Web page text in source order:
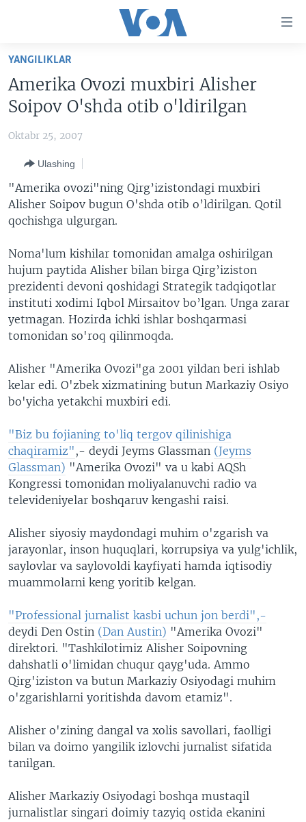
Boshiga
Qidiruvga
o'ting
VATANDOSHLAR
MULTIMEDIA
AMERIKA MANZARALARI
VASHINGTON CHOYXONASI
MOBIL-SALOM!
VIDEO
XABARLAR SURATLARDA
IJTIMOIY TARMOQLAR
YOUTUBE
INSTAGRAM
ODNOKLASSNIKI
TELEGRAM
TWITTER
SOUNDCLOUD
EDITORIAL
Learning English
YANGILIKLAR
Amerika Ovozi muxbiri Alisher
Soipov O'shda otib o'ldirilgan
Oktabr 25, 2007
Ulashing
"Amerika ovozi"ning Qirg’izistondagi muxbiri
Alisher Soipov bugun O'shda otib o’ldirilgan. Qotil
qochishga ulgurgan.
Noma'lum kishilar tomonidan amalga oshirilgan
hujum paytida Alisher bilan birga Qirg’iziston
prezidenti devoni qoshidagi Strategik tadqiqotlar
instituti xodimi Iqbol Mirsaitov bo’lgan. Unga zarar
yetmagan. Hozirda ichki ishlar boshqarmasi
tomonidan so'roq qilinmoqda.
Alisher "Amerika Ovozi"ga 2001 yildan beri ishlab
kelar edi. O'zbek xizmatining butun Markaziy Osiyo
bo'yicha yetakchi muxbiri edi.
"Biz bu fojianing to'liq tergov qilinishiga
chaqiramiz" ,- deydi Jeyms Glassman (Jeyms
Glassman) "Amerika Ovozi" va u kabi AQSh
Kongressi tomonidan moliyalanuvchi radio va
televideniyelar boshqaruv kengashi raisi.
Alisher siyosiy maydondagi muhim o'zgarish va
jarayonlar, inson huquqlari, korrupsiya va yulg'ichlik,
saylovlar va saylovoldi kayfiyati hamda iqtisodiy
muammolarni keng yoritib kelgan.
"Professional jurnalist kasbi uchun jon berdi",-
deydi Den Ostin (Dan Austin) "Amerika Ovozi"
direktori. "Tashkilotimiz Alisher Soipovning
dahshatli o'limidan chuqur qayg'uda. Ammo
Qirg'iziston va butun Markaziy Osiyodagi muhim
o'zgarishlarni yoritishda davom etamiz".
Alisher o'zining dangal va xolis savollari, faolligi
bilan va doimo yangilik izlovchi jurnalist sifatida
tanilgan.
Alisher Markaziy Osiyodagi boshqa mustaqil
jurnalistlar singari doimiy tazyiq ostida ekanini